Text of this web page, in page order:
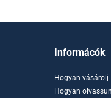
Informácók
Hogyan vásárolj
Hogyan